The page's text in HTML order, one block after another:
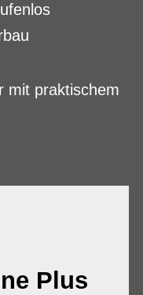
mit praktischem
Plus